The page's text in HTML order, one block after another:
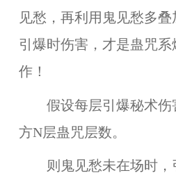
见愁，再利用鬼见愁多
引爆时伤害，才是蛊咒
作！
假设每层引爆秘术伤
方N层蛊咒层数。
则鬼见愁未在场时，